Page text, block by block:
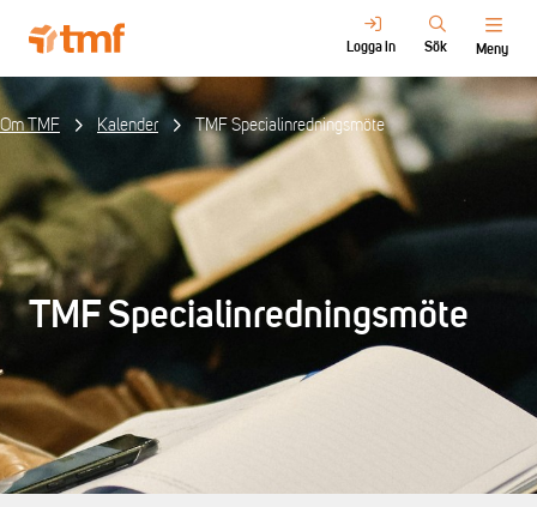
Logga in Sök Meny
Om TMF Kalender TMF Specialinredningsmöte
TMF Specialinredningsmöte